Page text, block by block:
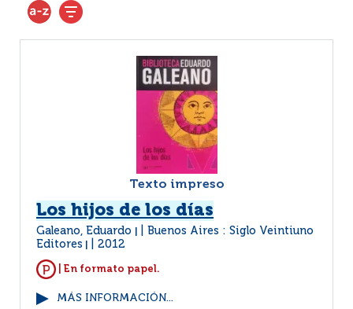
Texto impreso
Los hijos de los días
Galeano, Eduardo
Buenos Aires : Siglo Veintiuno
Editores
2012
| En formato papel.
MÁS INFORMACIÓN...